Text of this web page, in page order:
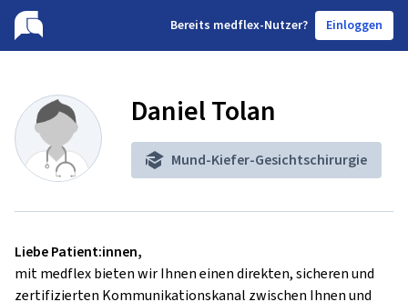
Bereits medflex-Nutzer? Einloggen
Daniel Tolan
Mund-Kiefer-Gesichtschirurgie
Liebe Patient:innen,
mit medflex bieten wir Ihnen einen direkten, sicheren und
zertifizierten Kommunikationskanal zwischen Ihnen und